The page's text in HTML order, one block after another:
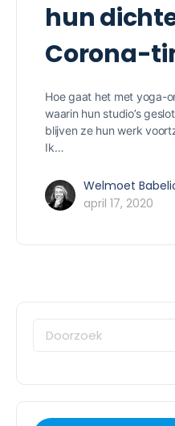
hun
Corona-
Hoe gaat het met yoga-
waarin hun studio’s
blijven ze hun werk
Ik…
Welmoet
april 17, 2020